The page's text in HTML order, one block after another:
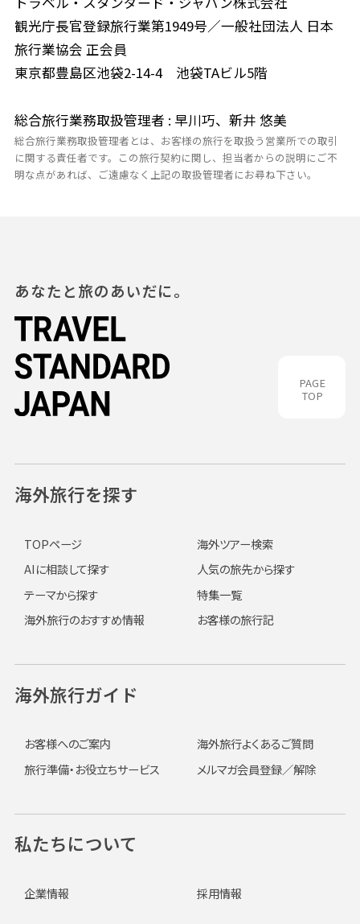
観光庁長官登録旅行業第1949号／一般社団法人 日本
旅行業協会 正会員
東京都豊島区池袋2-14-4 池袋TAビル5階
総合旅行業務取扱管理者 : 早川巧、新井 悠美
総合旅行業務取扱管理者とは、お客様の旅行を取扱う営業所での取引
に関する責任者です。この旅行契約に関し、担当者からの説明にご不
明な点があれば、ご遠慮なく上記の取扱管理者にお尋ね下さい。
PAGE
TOP
あなたと旅のあいだに。
海外旅行を探す
TOPページ
海外ツアー検索
AIに相談して探す
人気の旅先から探す
テーマから探す
特集一覧
海外旅行のおすすめ情報
お客様の旅行記
海外旅行ガイド
お客様へのご案内
海外旅行よくあるご質問
旅行準備・お役立ちサービス
メルマガ会員登録／解除
私たちについて
企業情報 採用情報